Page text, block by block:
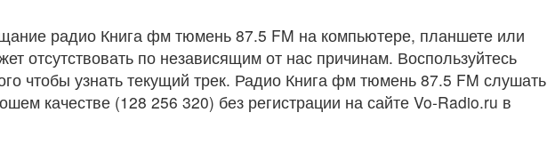
радио Книга фм тюмень 87.5 FM на компьютере, планшете или
отсутствовать по независящим от нас причинам. Воспользуйтесь
чтобы узнать текущий трек. Радио Книга фм тюмень 87.5 FM слушать
качестве (128 256 320) без регистрации на сайте Vo-Radio.ru в